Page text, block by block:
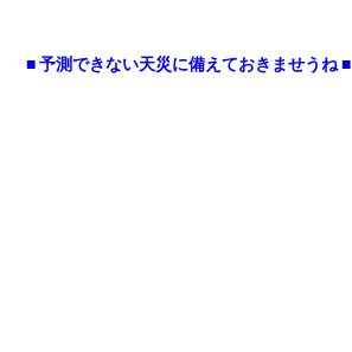
■ 予測できない天災に備えておきませうね ■